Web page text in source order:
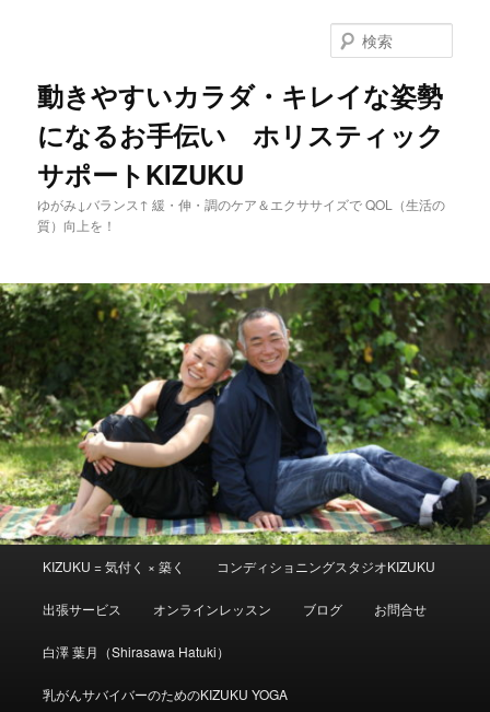
動きやすいカラダ・キレイな姿勢
になるお手伝い ホリスティック
サポートKIZUKU
ゆがみ↓バランス↑ 緩・伸・調のケア＆エクササイズで QOL（生活の
質）向上を！
索
KIZUKU = 気付く × 築く コンディショニングスタジオKIZUKU
出張サービス オンラインレッスン ブログ お問合せ
白澤 葉月（Shirasawa Hatuki）
乳がんサバイバーのためのKIZUKU YOGA